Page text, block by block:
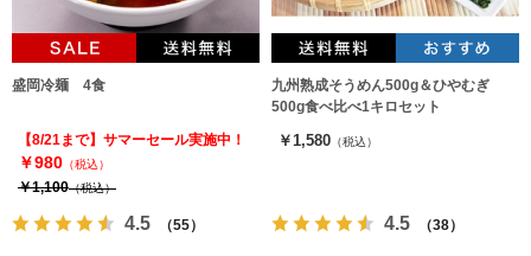
盛岡冷麺 4食
【8/21まで】サマーセール実施中！
￥980 （税込）
￥1,100（税込）
4.5 （55）
九州熟成そうめん500g＆ひやむぎ
500g食べ比べ1キロセット
￥1,580 （税込）
4.5 （38）